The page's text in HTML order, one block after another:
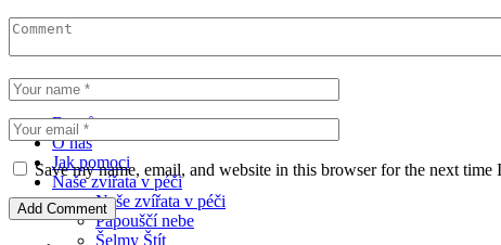
Podpořte nás
Domů
O nás
Jak pomoci
Naše zvířata v péči
Naše zvířata v péči
Papouščí nebe
Šelmy Štít
Save my name, email, and website in this browser for the next time